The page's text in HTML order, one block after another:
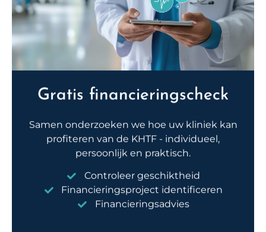
Gratis financieringscheck
Samen onderzoeken we hoe uw kliniek kan
profiteren van de KHTF - individueel,
persoonlijk en praktisch.
Controleer geschiktheid
Financieringsproject identificeren
Financieringsadvies